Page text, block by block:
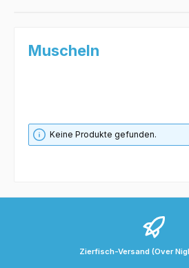
Muscheln
Keine Produkte gefunden.
Zierfisch-Versand (Over